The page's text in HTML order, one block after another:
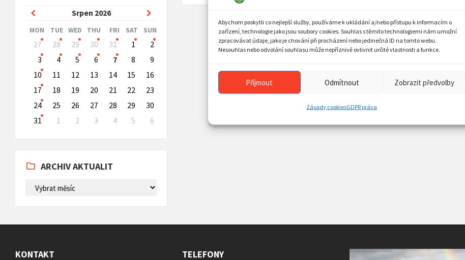
Abychom poskytli co nejlepší služby, používáme k ukládání a/nebo přístupu k informacím o
zařízení, technologie jako jsou soubory cookies. Souhlas s těmito technologiemi nám umožní
zpracovávat údaje, jako je chování při procházení nebo jedinečná ID na tomto webu.
Nesouhlas nebo odvolání souhlasu může nepříznivě ovlivnit určité vlastnosti a funkce.
Příjmout Odmítnout Zobrazit předvolby
Zásady cookiesGDPR práva
Srpen 2026
Previous
Month
Month
MON TUE WED THU FRI SAT SUN
Skip
calendar
days
27 28 29 30 31 1
2
3
4 5 6 7 8
9
10
11 12 13 14 15
16
17
18 19 20 21 22
23
24
25 26 27 28 29
30
31
1 2 3 4 5
6
to
days
ARCHIV AKTUALIT
ARCHIV
AKTUALIT
KONTAKT TELEFONY